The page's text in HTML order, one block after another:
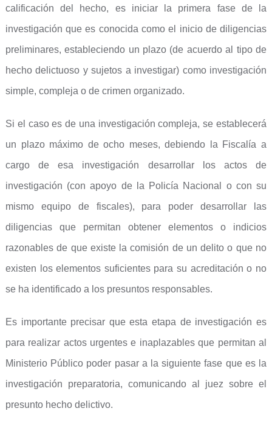
calificación del hecho, es iniciar la primera fase de la
investigación que es conocida como el inicio de diligencias
preliminares, estableciendo un plazo (de acuerdo al tipo de
hecho delictuoso y sujetos a investigar) como investigación
simple, compleja o de crimen organizado.
Si el caso es de una investigación compleja, se establecerá
un plazo máximo de ocho meses, debiendo la Fiscalía a
cargo de esa investigación desarrollar los actos de
investigación (con apoyo de la Policía Nacional o con su
mismo equipo de fiscales), para poder desarrollar las
diligencias que permitan obtener elementos o indicios
razonables de que existe la comisión de un delito o que no
existen los elementos suficientes para su acreditación o no
se ha identificado a los presuntos responsables.
Es importante precisar que esta etapa de investigación es
para realizar actos urgentes e inaplazables que permitan al
Ministerio Público poder pasar a la siguiente fase que es la
investigación preparatoria, comunicando al juez sobre el
presunto hecho delictivo.